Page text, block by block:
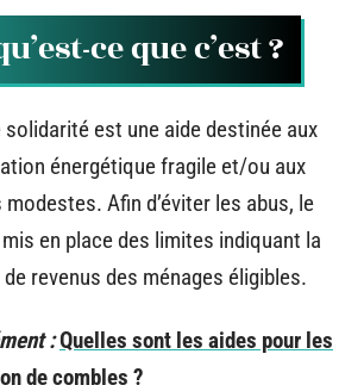
ce que c’est ?
solidarité est une aide destinée aux
énergétique fragile et/ou aux
Afin d’éviter les abus, le
en place des limites indiquant la
revenus des ménages éligibles.
:Quelles sont les aides pour les
de combles ?